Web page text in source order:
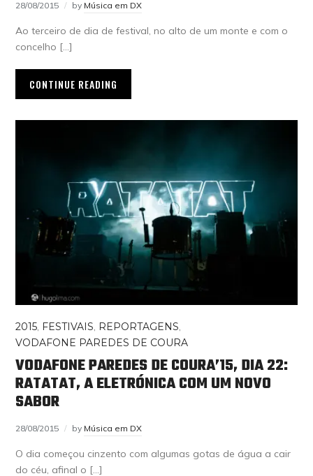
28/08/2015 by Música em DX
Ao terceiro de dia de festival, no alto de um monte e com o
concelho […]
CONTINUE READING
2015, FESTIVAIS, REPORTAGENS,
VODAFONE PAREDES DE COURA
VODAFONE PAREDES DE COURA’15, DIA 22:
RATATAT, A ELETRÓNICA COM UM NOVO
SABOR
28/08/2015 by Música em DX
O dia começou cinzento com algumas gotas de água a cair
do céu, afinal o […]